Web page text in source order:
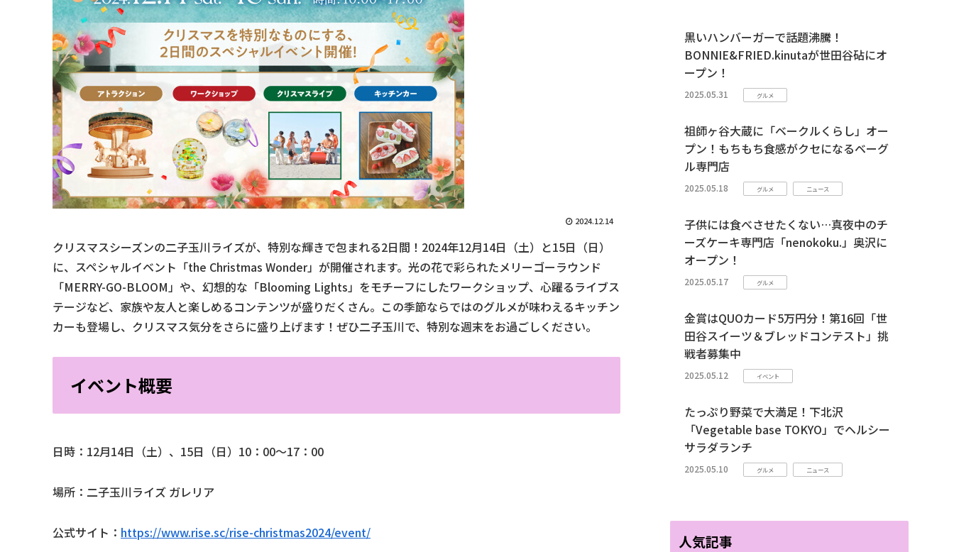
2024.12.14
クリスマスシーズンの二子玉川ライズが、特別な輝きで包まれる2日間！2024年12月14日（土）と15日（日）
に、スペシャルイベント「the Christmas Wonder」が開催されます。光の花で彩られたメリーゴーラウンド
「MERRY-GO-BLOOM」や、幻想的な「Blooming Lights」をモチーフにしたワークショップ、心躍るライブス
テージなど、家族や友人と楽しめるコンテンツが盛りだくさん。この季節ならではのグルメが味わえるキッチン
カーも登場し、クリスマス気分をさらに盛り上げます！ぜひ二子玉川で、特別な週末をお過ごしください。
イベント概要
日時：12月14日（土）、15日（日）10：00～17：00
場所：二子玉川ライズ ガレリア
公式サイト： https://www.rise.sc/rise-christmas2024/event/
黒いハンバーガーで話題沸騰！
BONNIE&FRIED.kinutaが世田谷砧にオ
ープン！
2025.05.31 グルメ
祖師ヶ谷大蔵に「ベークルくらし」オー
プン！もちもち食感がクセになるベーグ
ル専門店
2025.05.18 グルメ ニュース
子供には食べさせたくない…真夜中のチ
ーズケーキ専門店「nenokoku.」奥沢に
オープン！
2025.05.17 グルメ
金賞はQUOカード5万円分！第16回「世
田谷スイーツ＆ブレッドコンテスト」挑
戦者募集中
2025.05.12 イベント
たっぷり野菜で大満足！下北沢
「Vegetable base TOKYO」でヘルシー
サラダランチ
2025.05.10 グルメ ニュース
人気記事